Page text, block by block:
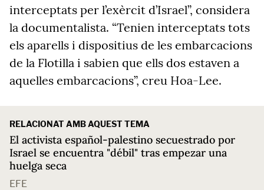
interceptats per l’exèrcit d’Israel”, considera
la documentalista. “Tenien interceptats tots
els aparells i dispositius de les embarcacions
de la Flotilla i sabien que ells dos estaven a
aquelles embarcacions”, creu Hoa-Lee.
RELACIONAT AMB AQUEST TEMA
El activista español-palestino secuestrado por
Israel se encuentra "débil" tras empezar una
huelga seca
EFE